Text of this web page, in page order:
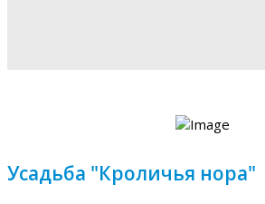
Усадьба "Кроличья нора"